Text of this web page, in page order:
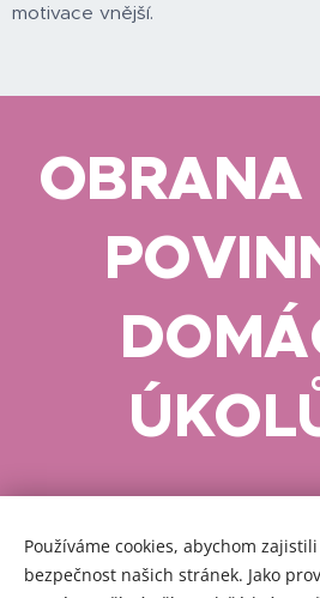
motivace vnější.
OBRANA
školou o povinných
domác
Pětky
esené
Používáme cookies, abychom
bezpečnost našich stránek. Jako